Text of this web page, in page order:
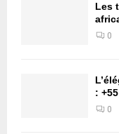
Les
0
: +55
0